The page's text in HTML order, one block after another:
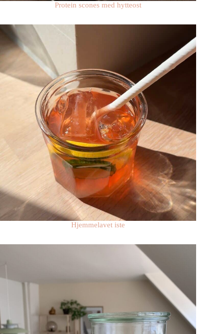
Protein scones med hytteost
Hjemmelavet iste